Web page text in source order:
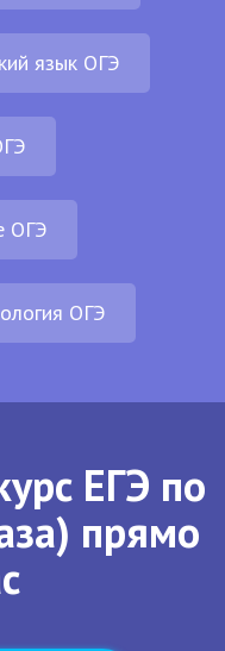
язык ОГЭ
ОГЭ
ОГЭ
ЕГЭ по
прямо